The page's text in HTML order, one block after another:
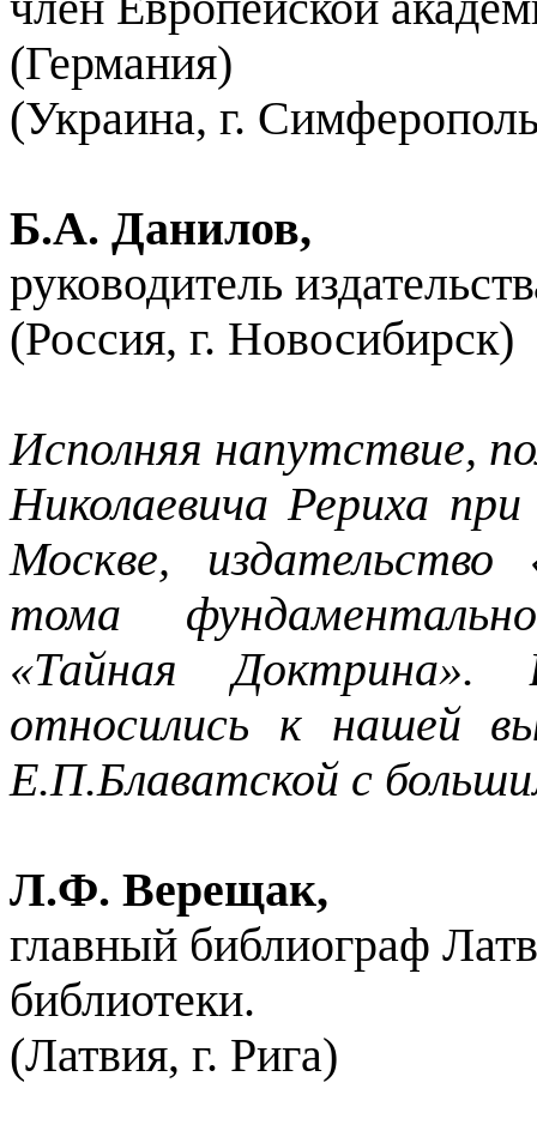
(Германия)
(Украина, г.
Б.А. Данилов,
руководитель
(Россия, г. Новосибирск)
Исполняя напутствие,
Николаевича Рериха
Москве,
тома
«Тайная Доктрина».
относились к нашей
Е.П.Блаватской с
Л.Ф. Верещак,
главный библиограф
библиотеки.
(Латвия, г. Рига)